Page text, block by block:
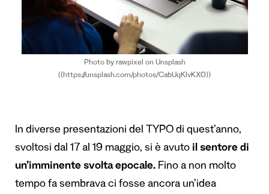
Photo by rawpixel on Unsplash
((https://unsplash.com/photos/CabUqKlvKX0))
In diverse presentazioni del TYPO di quest’anno,
svoltosi dal 17 al 19 maggio, si è avuto il sentore di
un’imminente svolta epocale. Fino a non molto
tempo fa sembrava ci fosse ancora un’idea